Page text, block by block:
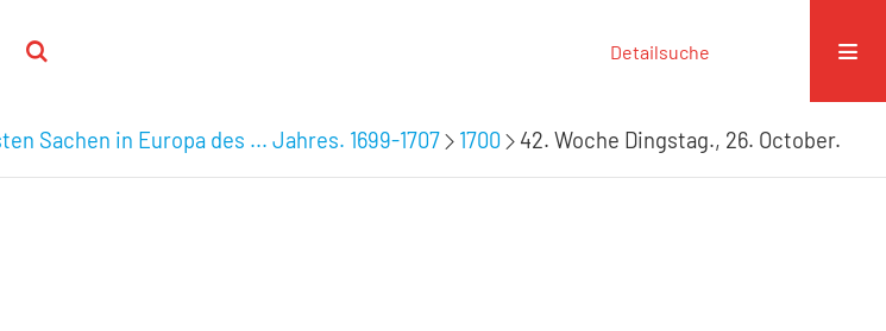
Detailsuche
Sachen in Europa des ... Jahres. 1699-1707 1700 42. Woche Dingstag., 26. October.